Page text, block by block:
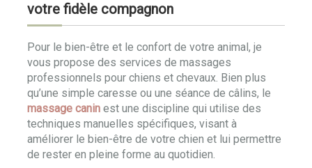
votre fidèle compagnon
Pour le bien-être et le confort de votre animal, je
vous propose des services de massages
professionnels pour chiens et chevaux. Bien plus
qu’une simple caresse ou une séance de câlins, le
massage canin est une discipline qui utilise des
techniques manuelles spécifiques, visant à
améliorer le bien-être de votre chien et lui permettre
de rester en pleine forme au quotidien.